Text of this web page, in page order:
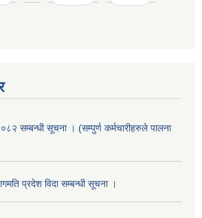
सम्बन्धी सूचना । (सम्पुर्ण कर्मचारीहरुले पालना
प्रदेश विदा सम्बन्धी सूचना ।